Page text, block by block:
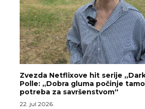
Zvezda Netflixove hit serije
Polle: „Dobra gluma počinje
potreba za savršenstvom“
22. jul 2026.